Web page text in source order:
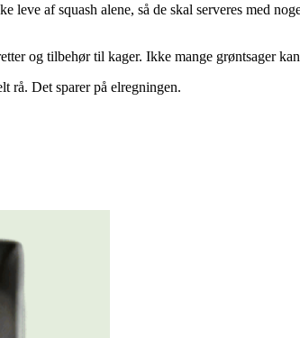
af squash alene, så de skal serveres med
og tilbehør til kager. Ikke mange grøntsager
rå. Det sparer på elregningen.